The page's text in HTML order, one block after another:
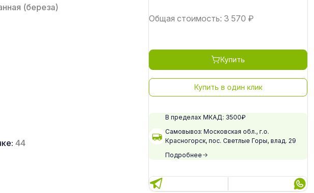
(береза)
44
Общая стоимость: 3 570 ₽
Купить
Купить в один клик
В пределах МКАД: 3500₽
Самовывоз: Московская обл., г.о.
Красногорск, пос. Светлые Горы, влад. 29
Подробнее